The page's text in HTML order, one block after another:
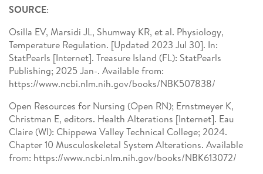
SOURCE:
Osilla EV, Marsidi JL, Shumway KR, et al. Physiology,
Temperature Regulation. [Updated 2023 Jul 30]. In:
StatPearls [Internet]. Treasure Island (FL): StatPearls
Publishing; 2025 Jan-. Available from:
https://www.ncbi.nlm.nih.gov/books/NBK507838/
Open Resources for Nursing (Open RN); Ernstmeyer K,
Christman E, editors. Health Alterations [Internet]. Eau
Claire (WI): Chippewa Valley Technical College; 2024.
Chapter 10 Musculoskeletal System Alterations. Available
from: https://www.ncbi.nlm.nih.gov/books/NBK613072/